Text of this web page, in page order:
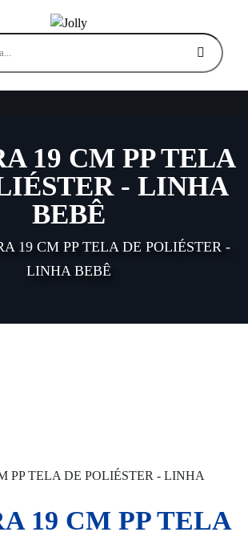
19 CM PP TELA
- LINHA
BEBÊ
19 CM PP TELA DE POLIÉSTER -
LINHA BEBÊ
19 CM PP TELA